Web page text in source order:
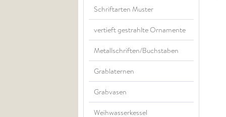
Schriftarten Muster
vertieft gestrahlte Ornamente
Metallschriften/Buchstaben
Grablaternen
Grabvasen
Weihwasserkessel